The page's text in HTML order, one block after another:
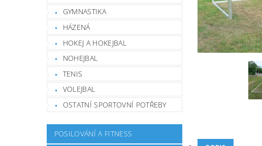
GYMNASTIKA
HÁZENÁ
HOKEJ A HOKEJBAL
NOHEJBAL
TENIS
VOLEJBAL
OSTATNÍ SPORTOVNÍ POTŘEBY
POSILOVÁNÍ A FITNESS